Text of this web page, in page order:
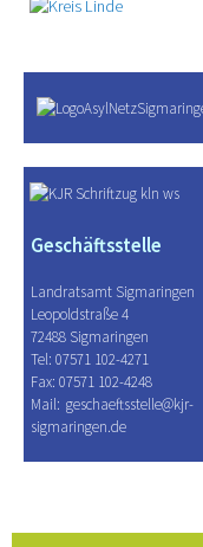
Geschäftsstelle
Landratsamt Sigmaringen
Leopoldstraße 4
72488 Sigmaringen
Tel: 07571 102-4271
Fax: 07571 102-4248
Mail: geschaeftsstelle@kjr-
sigmaringen.de